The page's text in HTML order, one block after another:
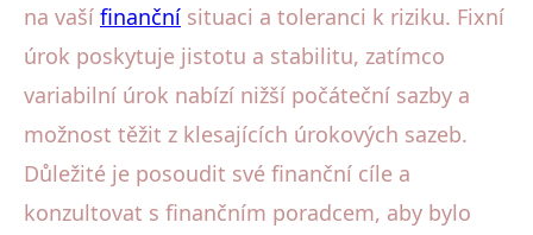
na vaší finanční situaci a toleranci k riziku. Fixní
úrok poskytuje jistotu a stabilitu, zatímco
variabilní úrok nabízí nižší počáteční sazby a
možnost těžit z klesajících úrokových sazeb.
Důležité je posoudit své finanční cíle a
konzultovat s finančním poradcem, aby bylo